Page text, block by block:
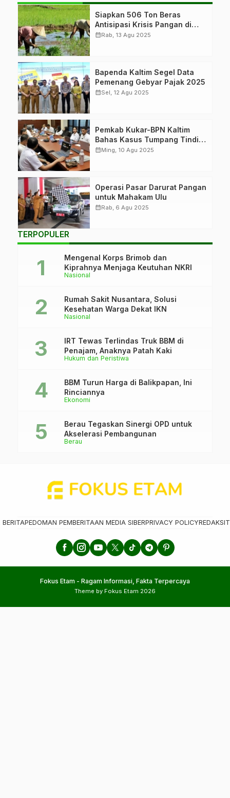
Siapkan 506 Ton Beras
Antisipasi Krisis Pangan di
Kaltim
calendar_monthRab, 13 Agu 2025
Bapenda Kaltim Segel Data
Pemenang Gebyar Pajak 2025
calendar_monthSel, 12 Agu 2025
Pemkab Kukar-BPN Kaltim
Bahas Kasus Tumpang Tindih
Lahan
calendar_monthMing, 10 Agu 2025
Operasi Pasar Darurat Pangan
untuk Mahakam Ulu
calendar_monthRab, 6 Agu 2025
TERPOPULER
Nasional
Mengenal Korps Brimob dan
Kiprahnya Menjaga Keutuhan NKRI
Nasional
Rumah Sakit Nusantara, Solusi
Kesehatan Warga Dekat IKN
Hukum dan Peristiwa
IRT Tewas Terlindas Truk BBM di
Penajam, Anaknya Patah Kaki
Ekonomi
BBM Turun Harga di Balikpapan, Ini
Rinciannya
Berau
Berau Tegaskan Sinergi OPD untuk
Akselerasi Pembangunan
BERITAPEDOMAN PEMBERITAAN MEDIA SIBERPRIVACY POLICYREDAKSI
Fokus Etam - Ragam Informasi, Fakta Terpercaya
Theme by Fokus Etam 2026